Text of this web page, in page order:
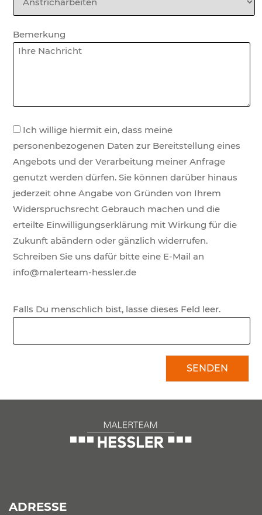
Bemerkung
Ich willige hiermit ein, dass meine
personenbezogenen Daten zur Bereitstellung eines
Angebots und der Verarbeitung meiner Anfrage
genutzt werden dürfen. Sie können darüber hinaus
jederzeit ohne Angabe von Gründen von Ihrem
Widerspruchsrecht Gebrauch machen und die
erteilte Einwilligungserklärung mit Wirkung für die
Zukunft abändern oder gänzlich widerrufen.
Schreiben Sie uns dafür bitte eine E-Mail an
info@malerteam-hessler.de
Falls Du menschlich bist, lasse dieses Feld leer.
SENDEN
ADRESSE